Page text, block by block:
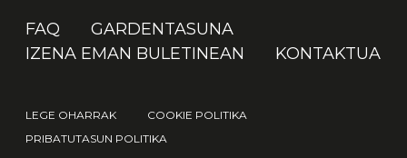
FAQ
GARDENTASUNA
IZENA EMAN BULETINEAN
KONTAKTUA
LEGE OHARRAK
COOKIE POLITIKA
PRIBATUTASUN POLITIKA